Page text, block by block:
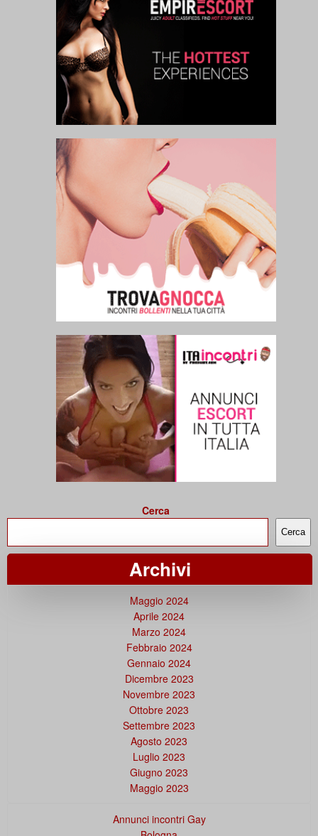
Cerca
Cerca
Archivi
Maggio 2024
Aprile 2024
Marzo 2024
Febbraio 2024
Gennaio 2024
Dicembre 2023
Novembre 2023
Ottobre 2023
Settembre 2023
Agosto 2023
Luglio 2023
Giugno 2023
Maggio 2023
Annunci incontri Gay